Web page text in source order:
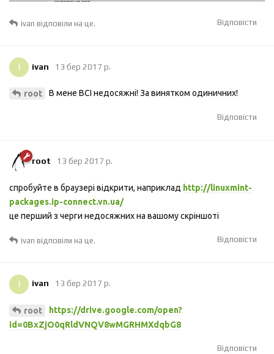
Відповісти
ivan відповіли на це.
I ivan 13 бер 2017 р.
root В мене ВСІ недосяжні! За винятком одиничних!
Відповісти
root 13 бер 2017 р.
спробуйте в браузері відкрити, наприклад http://linuxmint-
packages.ip-connect.vn.ua/
це перший з черги недосяжних на вашому скріншоті
Відповісти
ivan відповіли на це.
I ivan 13 бер 2017 р.
root
https://drive.google.com/open?
id=0BxZjO0qRldVNQV8wMGRHMXdqbG8
Відповісти